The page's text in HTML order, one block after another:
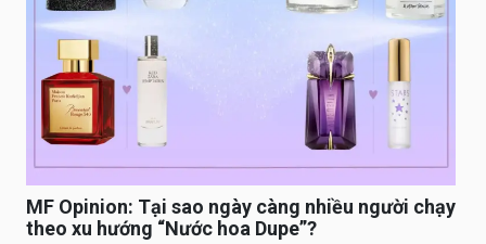
MF Opinion: Tại sao ngày càng nhiều người chạy
theo xu hướng “Nước hoa Dupe”?